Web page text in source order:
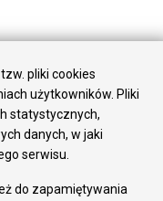
pliki cookies
użytkowników. Pliki
statystycznych,
danych, w jaki
serwisu.
do zapamiętywania